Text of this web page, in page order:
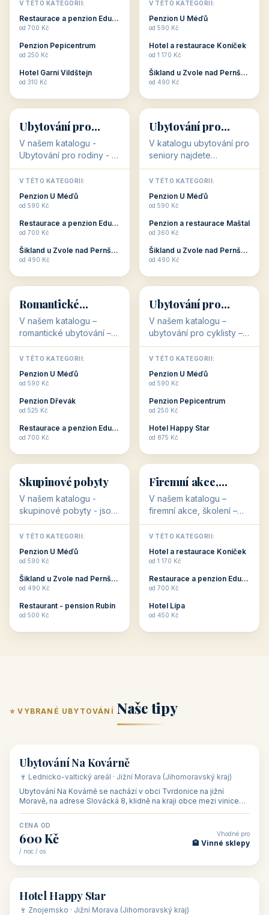
dovolenou přímo
souvisejí. Aktivní
odpočinek jso...
V TÉTO KATEGORII:
Restaurace a penzion Eduard
od 700 Kč
Penzion Pepicentrum
od 250 Kč
Hotel Garni Vildštejn
od 310 Kč
cenově dostupné
ubytování v ČR. Budete
c...
V TÉTO KATEGORII:
Penzion U Méďů
od 590 Kč
Hotel a restaurace Koníček
od 1 170 Kč
Šikland u Zvole nad Pernštejnem
od 490 Kč
👨‍👩‍👧‍👦
👨‍👩‍👧‍👦
34 objektů
Ubytování pro
rodiny
V našem katalogu -
Ubytování pro rodiny -
jsou pro Vás připraveny
objekty, které svojí
polohou či vybaveností,
nabízí klidné ubytování
V TÉTO KATEGORII:
Penzion U Méďů
od 590 Kč
Restaurace a penzion Eduard
od 700 Kč
Šikland u Zvole nad Pernštejnem
od 490 Kč
🧓
🧓
33 objektů
Ubytování pro
seniory
V katalogu ubytování pro
seniory najdete
penziony a hotely, které
jsou přizpůsobeny pro
ubytování klientů vyššího
věku. Některé z nich
V TÉTO KATEGORII:
Penzion U Méďů
od 590 Kč
Penzion a restaurace Maštal
od 360 Kč
Šikland u Zvole nad Pernštejnem
od 490 Kč
💕
💕
Romantické
ubytování
V našem katalogu –
romantické ubytování –
jsou pro Vás připraveny
objekty, které svojí
stavbou, polohou anebo
zaměřením nabízí
Romantické ...
V TÉTO KATEGORII:
Penzion U Méďů
od 590 Kč
Penzion Dřevák
od 525 Kč
Restaurace a penzion Eduard
od 700 Kč
🚴
🚴
32 objektů
Ubytování pro
cyklisty
V našem katalogu –
ubytování pro cyklisty –
jsou pro Vás připraveny
objekty, které jsou na
milovníky cykloturistiky
připraveny. Většinou mají
V TÉTO KATEGORII:
Penzion U Méďů
od 590 Kč
Penzion Pepicentrum
od 250 Kč
Hotel Happy Star
od 875 Kč
👥
👥
32 objektů
Skupinové pobyty
V našem katalogu -
skupinové pobyty - jsou
pro Vás připraveny
objekty, které nabízí
ubytování skupin v
penzionech, hotelích a
Budete překva...
V TÉTO KATEGORII:
Penzion U Méďů
od 590 Kč
Šikland u Zvole nad Pernštejnem
od 490 Kč
Restaurant - pension Rubín
od 500 Kč
💼
💼
31 objektů
Firemní akce,
školení
V našem katalogu –
firemní akce, školení –
jsou pro Vás připraveny
objekty, které mají
zkušenosti pořádat i
menší firemní akce a
ob...
V TÉTO KATEGORII:
Hotel a restaurace Koníček
od 1 170 Kč
Restaurace a penzion Eduard
od 700 Kč
Hotel Lípa
od 450 Kč
⭐ VYBRANÉ UBYTOVÁNÍ Naše tipy
🏡 penzion
Ubytování Na Kovárně
🍷 Lednicko-valtický areál · Jižní Morava (Jihomoravský kraj)
Ubytování Na Kovárně se nachází v obci Tvrdonice na jižní
Moravě, na adrese Slovácká 8, klidně na kraji obce mezi vinicemi,
CENA OD
600 Kč
/ noc / os.
Vhodné pro
🏨 Vinné sklepy
🏨 hotel
Hotel Happy Star
🍷 Znojemsko · Jižní Morava (Jihomoravský kraj)